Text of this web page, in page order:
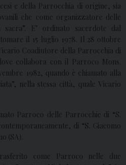
e della Parrocchia di origine, sia
che come organizzatore delle
sacra”. E’ ordinato sacerdote dal
il 15 luglio 1978. Il 28 ottobre
Coadiutore della Parrocchia di
collabora con il Parroco Mons.
1982, quando è chiamato alla
nella stessa città, quale Vicario
Parroco delle Parrocchie di “S.
di “S. Giacomo
(SA).
come Parroco nelle due